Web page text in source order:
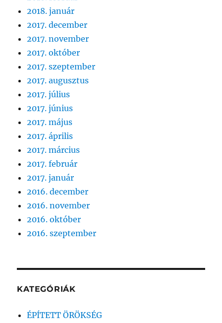
2018. január
2017. december
2017. november
2017. október
2017. szeptember
2017. augusztus
2017. július
2017. június
2017. május
2017. április
2017. március
2017. február
2017. január
2016. december
2016. november
2016. október
2016. szeptember
KATEGÓRIÁK
ÉPÍTETT ÖRÖKSÉG